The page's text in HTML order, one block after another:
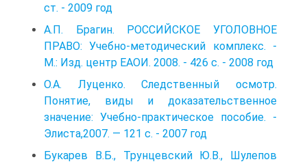
ст. - 2009 год
А.П. Брагин. РОССИЙСКОЕ УГОЛОВНОЕ
ПРАВО: Учебно-методический комплекс. -
М.: Изд. центр ЕАОИ. 2008. - 426 с. - 2008 год
О.А. Луценко. Следственный осмотр.
Понятие, виды и доказательственное
значение: Учебно-практическое пособие. -
Элиста,2007. — 121 с. - 2007 год
Букарев В.Б., Трунцевский Ю.В., Шулепов